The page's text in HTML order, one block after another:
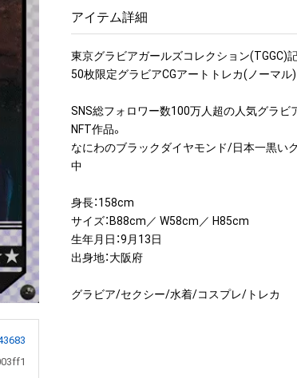
アイテム詳細
東京グラビアガールズコレクション(TGGC)
50枚限定グラビアCGアートトレカ(ノーマル)
SNS総フォロワー数100万人超の人気グラビ
NFT作品。
なにわのブラックダイヤモンド/日本一黒い
中
身長：158cm
サイズ：B88cm／ W58cm／ H85cm
生年月日：9月13日
出身地：大阪府
グラビア/セクシー/水着/コスプレ/トレカ